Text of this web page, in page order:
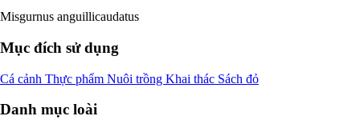
Misgurnus anguillicaudatus
Mục đích sử dụng
Cá cảnh Thực phẩm Nuôi trồng Khai thác Sách đỏ
Danh mục loài